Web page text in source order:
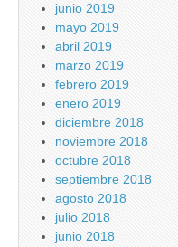
junio 2019
mayo 2019
abril 2019
marzo 2019
febrero 2019
enero 2019
diciembre 2018
noviembre 2018
octubre 2018
septiembre 2018
agosto 2018
julio 2018
junio 2018